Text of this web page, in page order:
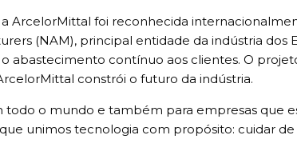
ArcelorMittal foi reconhecida
(NAM), principal entidade da indústria dos
abastecimento contínuo aos clientes. O
constrói o futuro da indústria.
o mundo e também para empresas que
unimos tecnologia com propósito: cuidar